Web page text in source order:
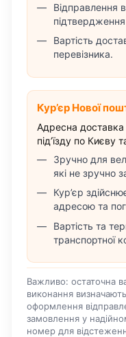
Відправлення
Вартість
перевізника.
Кур’єр Нової
Адресна доставка
під’їзду по Києву
Зручно для
які не зручно
Кур’єр
адресою та
Вартість та
транспортної
Важливо: остаточна
виконання
оформлення
замовлення у
номер для